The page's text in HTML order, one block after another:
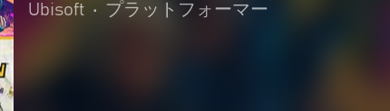
Ubisoft • プラットフォーマー